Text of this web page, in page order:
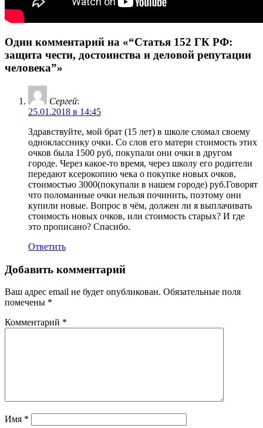
Один комментарий на «“Статья 152 ГК РФ:
защита чести, достоинства и деловой репутации
человека”»
Сергей:
25.01.2018 в 14:45
Здравствуйте, мой брат (15 лет) в школе сломал своему
однокласснику очки. Со слов его матери стоимость этих
очков была 1500 руб, покупали они очки в другом
городе. Через какое-то время, через школу его родители
передают ксерокопию чека о покупке новых очков,
стоимостью 3000(покупали в нашем городе) руб.Говорят
что поломанные очки нельзя починить, поэтому они
купили новые. Вопрос в чём, должен ли я выплачивать
стоимость новых очков, или стоимость старых? И где
это прописано? Спасибо.
Ответить
Добавить комментарий
Ваш адрес email не будет опубликован. Обязательные поля
помечены *
Комментарий *
Имя *